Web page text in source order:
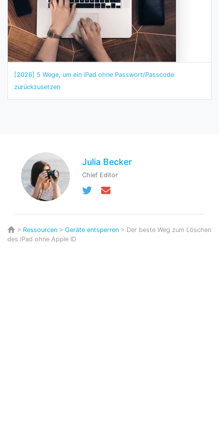
[2026] 5 Wege, um ein iPad ohne Passwort/Passcode
zurückzusetzen
Julia Becker
Chief Editor
> Ressourcen > Geräte entsperren > Der beste Weg zum Löschen
des iPad ohne Apple ID